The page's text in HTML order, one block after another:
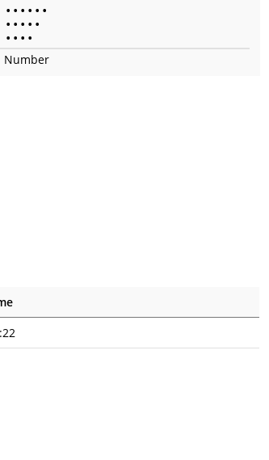
• • • • • •
• • • • •
• • • •
Number